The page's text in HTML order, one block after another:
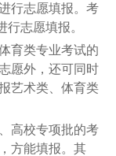
行志愿填报。考
行志愿填报。
育类专业考试的
愿外，还可同时
艺术类、体育类
高校专项批的考
方能填报。其